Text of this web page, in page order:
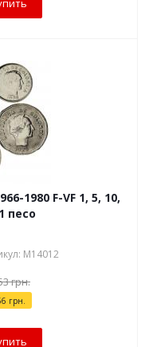
1980 F-VF 1, 5, 10,
песо
М14012
грн.
грн.